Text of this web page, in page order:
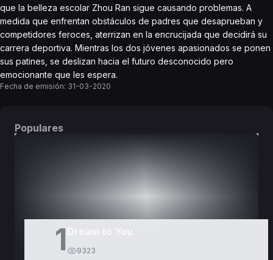
que la belleza escolar Zhou Ran sigue causando problemas. A
medida que enfrentan obstáculos de padres que desaprueban y
competidores feroces, aterrizan en la encrucijada que decidirá su
carrera deportiva. Mientras los dos jóvenes apasionados se ponen
sus patines, se deslizan hacia el futuro desconocido pero
emocionante que les espera.
Fecha de emisión: 31-03-2020
Populares
1 9323